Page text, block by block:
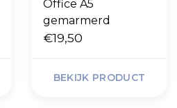
Office A5
gemarmerd
€19,50
BEKIJK PRODUCT